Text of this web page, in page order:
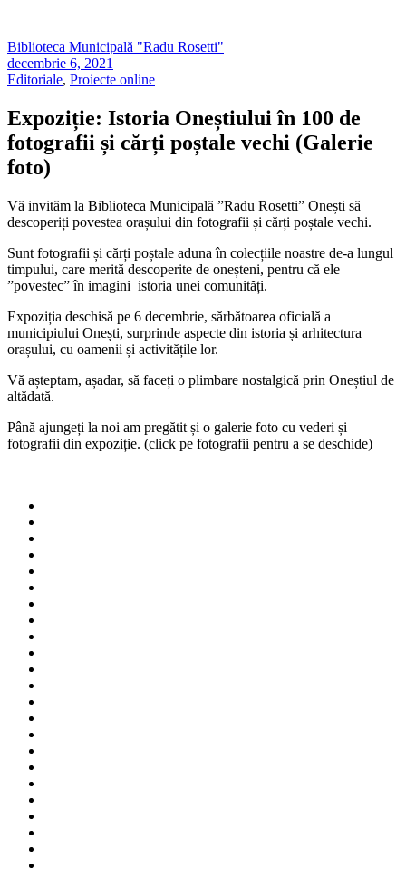
Biblioteca Municipală "Radu Rosetti"
decembrie 6, 2021
Editoriale, Proiecte online
Expoziție: Istoria Oneștiului în 100 de
fotografii și cărți poștale vechi (Galerie
foto)
Vă invităm la Biblioteca Municipală ”Radu Rosetti” Onești să
descoperiți povestea orașului din fotografii și cărți poștale vechi.
Sunt fotografii și cărți poștale aduna în colecțiile noastre de-a lungul
timpului, care merită descoperite de oneșteni, pentru că ele
”povestec” în imagini istoria unei comunități.
Expoziția deschisă pe 6 decembrie, sărbătoarea oficială a
municipiului Onești, surprinde aspecte din istoria și arhitectura
orașului, cu oamenii și activitățile lor.
Vă așteptam, așadar, să faceți o plimbare nostalgică prin Oneștiul de
altădată.
Până ajungeți la noi am pregătit și o galerie foto cu vederi și
fotografii din expoziție. (click pe fotografii pentru a se deschide)